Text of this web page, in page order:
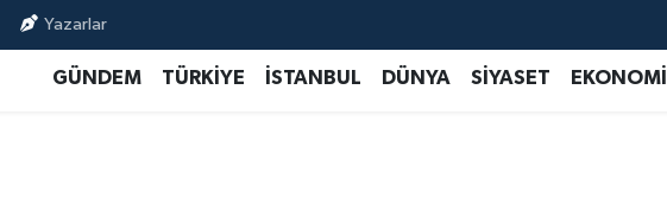
Yazarlar
GÜNDEM TÜRKİYE İSTANBUL DÜNYA SİYASET EKONOMİ